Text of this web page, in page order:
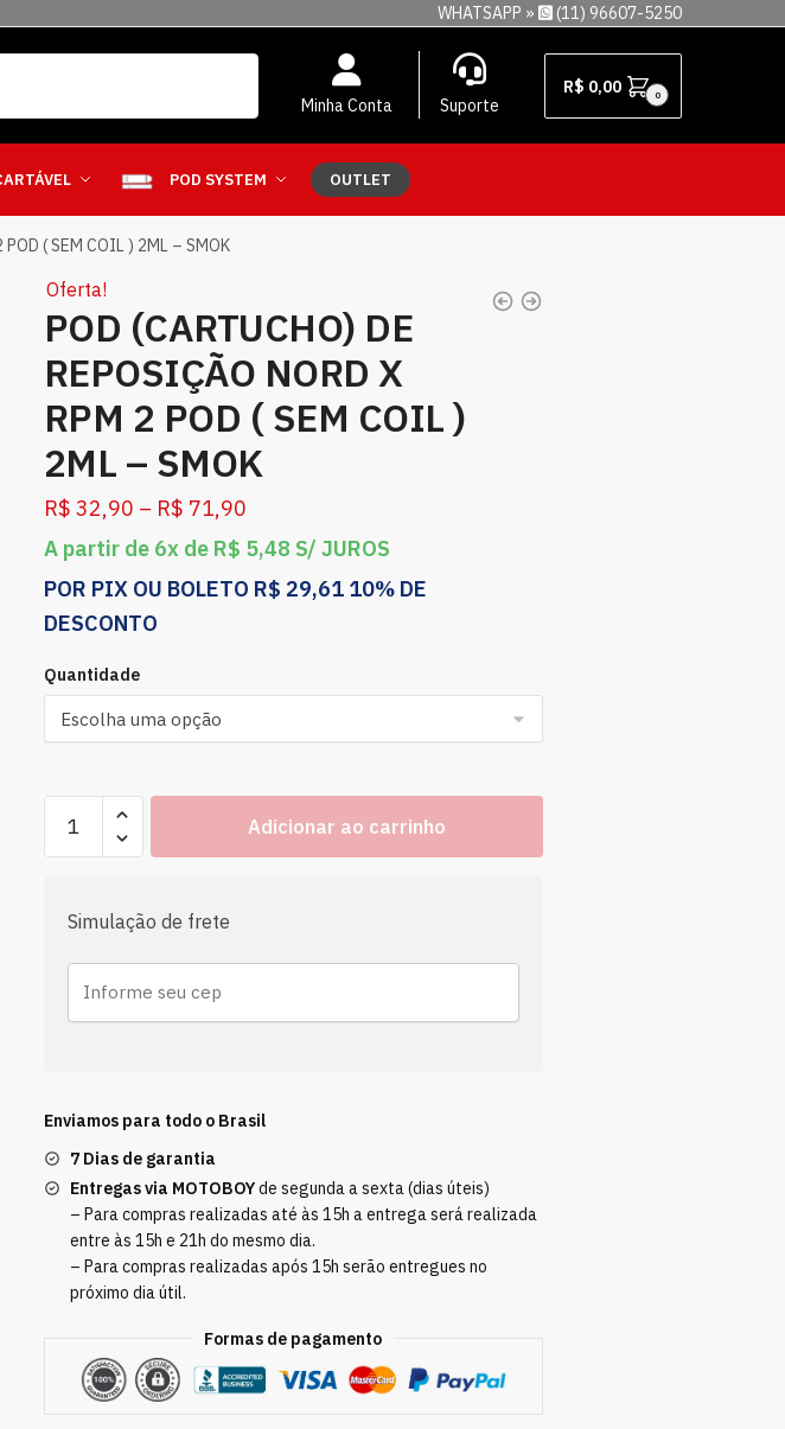
WHATSAPP » (11) 96607-5250
Minha Conta Suporte
R$ 0,00 0
POD SYSTEM OUTLET
POD ( SEM COIL ) 2ML – SMOK
Oferta!
POD (CARTUCHO) DE
REPOSIÇÃO NORD X
RPM 2 POD ( SEM COIL )
2ML – SMOK
R$ 32,90 – R$ 71,90
A partir de 6x de R$ 5,48 S/ JUROS
POR PIX OU BOLETO R$ 29,61 10% DE
DESCONTO
Quantidade
Adicionar ao carrinho
Simulação de frete
Enviamos para todo o Brasil
7 Dias de garantia
Entregas via MOTOBOYde segunda a sexta (dias úteis)
– Para compras realizadas até às 15h a entrega será realizada
entre às 15h e 21h do mesmo dia.
– Para compras realizadas após 15h serão entregues no
próximo dia útil.
Formas de pagamento